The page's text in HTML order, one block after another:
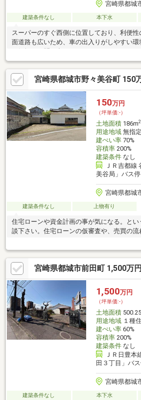
宮崎県都城
建築条件なし 本下水
スーパーのすぐ西側に位置しており、利便
面道路も広いため、車の出入りがしやすい環
お気軽にお問い合わせください♪
宮崎県都城市野々美谷町 150
150万円
（坪単価:-）
土地面積186m2
用途地域無指定
建ぺい率70%
容積率200%
建築条件なし
ＪＲ吉都線
美谷局」バス
宮崎県都城
建築条件なし 上物有り
住宅ローンや資金計画の事が気になる。と
談下さい。住宅ローンの仮審査や、売買の流
宮崎県都城市前田町 1,500万円
1,500万円
（坪単価:-）
土地面積
用途地域１種
建ぺい率60%
容積率200%
建築条件なし
ＪＲ日豊本
田３丁目」バ
宮崎県都城
建築条件なし 本下水